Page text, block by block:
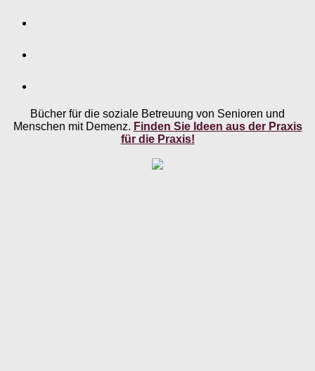
Bücher für die soziale Betreuung von Senioren und
Menschen mit Demenz. Finden Sie Ideen aus der Praxis
für die Praxis!